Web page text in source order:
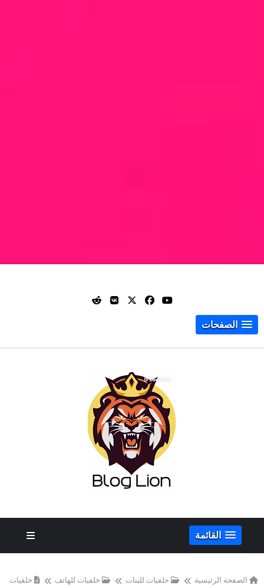
الصفحات
القائمة
الصفحة الرئيسية خلفيات للبنات خلفيات للهاتف
خلفيات